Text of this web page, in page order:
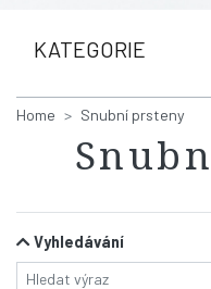
KATEGORIE
Home Snubní prsteny
Vyhledávání